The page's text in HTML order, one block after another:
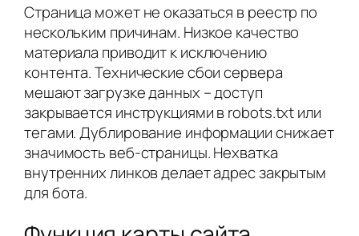
Страница может не оказаться в реестр по
нескольким причинам. Низкое качество
материала приводит к исключению
контента. Технические сбои сервера
мешают загрузке данных – доступ
закрывается инструкциями в robots.txt или
тегами. Дублирование информации снижает
значимость веб-страницы. Нехватка
внутренних линков делает адрес закрытым
для бота.